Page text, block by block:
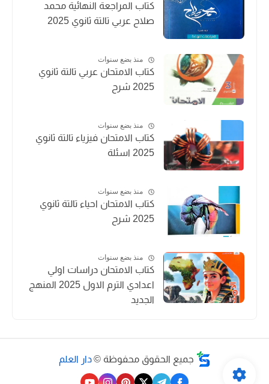
كتاب المراجعة النهائية محمد
صلاح عربي تالتة ثانوي 2025
منذ بضع سنوات
كتاب الامتحان عربي تالتة ثانوي
2025 شرح
منذ بضع سنوات
كتاب الامتحان فيزياء تالتة ثانوي
2025 اسئلة
منذ بضع سنوات
كتاب الامتحان احياء تالتة ثانوي
2025 شرح
منذ بضع سنوات
كتاب الامتحان دراسات اولي
اعدادي الترم الاول 2025 المنهج
الجديد
جميع الحقوق محفوظة © دار العلم